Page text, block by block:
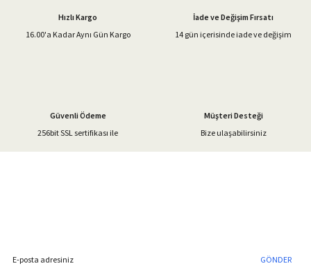
Ürün bilgilerinde hatalar bulunuyor.
Gönder
Hızlı Kargo
16.00'a Kadar Aynı Gün Kargo
İade ve Değişim Fırsatı
14 gün içerisinde iade ve değişim
Güvenli Ödeme
256bit SSL sertifikası ile
Müşteri Desteği
Bize ulaşabilirsiniz
GÖNDER